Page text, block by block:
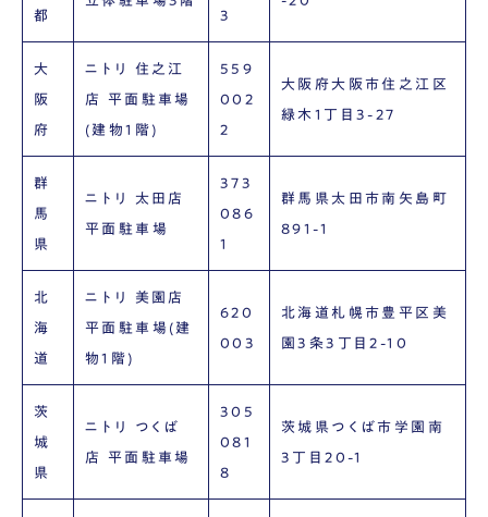
都
3
大
阪
府
ニトリ 住之江
店 平面駐車場
(建物1階)
559
002
2
大阪府大阪市住之江区
緑木1丁目3-27
群
馬
県
ニトリ 太田店
平面駐車場
373
086
1
群馬県太田市南矢島町
891-1
北
海
道
ニトリ 美園店
平面駐車場(建
物1階)
620
003
北海道札幌市豊平区美
園3条3丁目2-10
茨
城
県
ニトリ つくば
店 平面駐車場
305
081
8
茨城県つくば市学園南
3丁目20-1